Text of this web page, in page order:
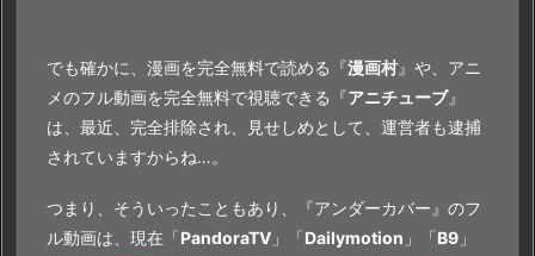
でも確かに、漫画を完全無料で読める『漫画村』や、アニ
メのフル動画を完全無料で視聴できる『アニチューブ』
は、最近、完全排除され、見せしめとして、運営者も逮捕
されていますからね…。
つまり、そういったこともあり、『アンダーカバー』のフ
ル動画は、現在「PandoraTV 」「Dailymotion 」「B9 」